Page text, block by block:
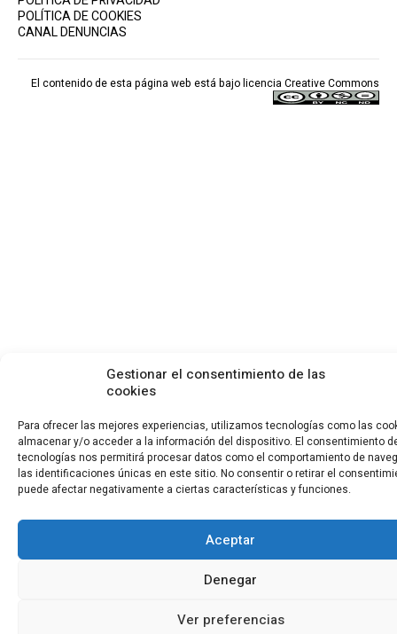
Gestionar el consentimiento de las
cookies
Para ofrecer las mejores experiencias, utilizamos tecnologías como las
almacenar y/o acceder a la información del dispositivo. El consentimiento
tecnologías nos permitirá procesar datos como el comportamiento de
las identificaciones únicas en este sitio. No consentir o retirar el
puede afectar negativamente a ciertas características y funciones.
Aceptar
Denegar
Ver preferencias
POLÍTICA DE COOKIES
CANAL DENUNCIAS
El contenido de esta página web está bajo licencia Creative Commons